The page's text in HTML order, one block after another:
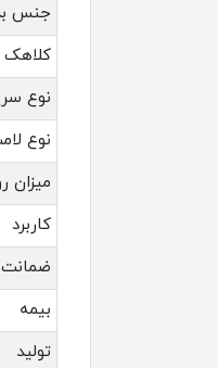
جنس
کلاهک
نوع
نوع
میزان
کاربرد
ضمانت
بیمه
تولید